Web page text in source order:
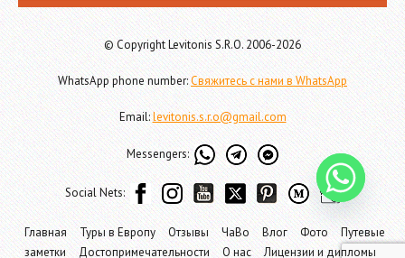
© Copyright Levitonis S.R.O. 2006-2026
WhatsApp phone number:Свяжитесь с нами в WhatsApp
Email:levitonis.s.r.o@gmail.com
Messengers:
Social Nets:
Главная Туры в Европу Отзывы ЧаВо Влог Фото
Путевые
заметки
Достопримечательности О нас Лицензии и дипломы